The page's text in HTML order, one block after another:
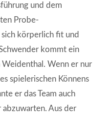
und dem
Probe-
körperlich fit und
kommt ein
Weidenthal. Wenn er nur
spielerischen Könnens
er das Team auch
Aus der